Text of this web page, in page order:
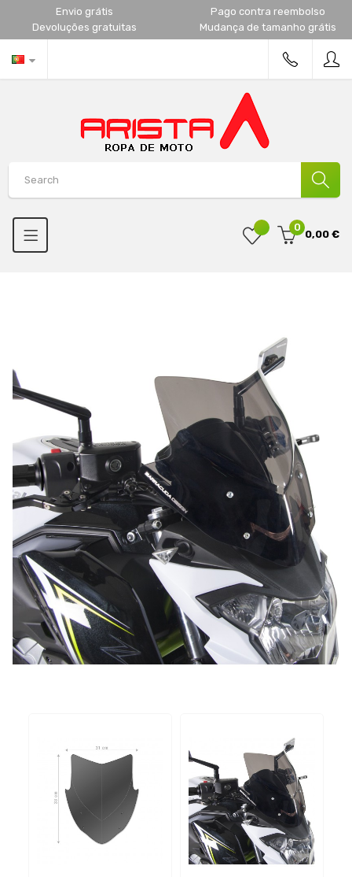
Envio grátis
Pago contra reembolso
Devoluções gratuitas
Mudança de tamanho grátis
0
0,00 €